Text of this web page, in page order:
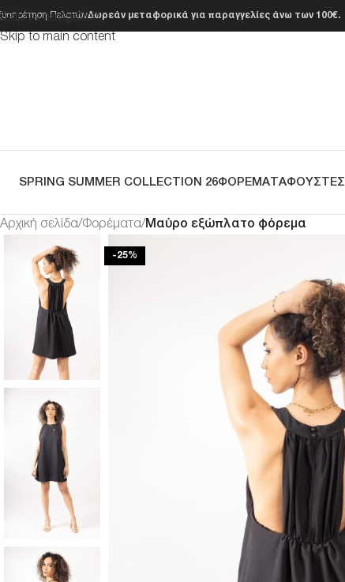
Skip to navigation
Skip to main content
ΠελατώνΔωρεάν μεταφορικά για παραγγελίες άνω των 100€.
SPRING SUMMER COLLECTION 26ΦΟΡΈΜΑΤΑΦΟΎΣΤΕΣ
Αρχική σελίδα/Φορέματα/ Μαύρο εξώπλατο φόρεμα
-25%